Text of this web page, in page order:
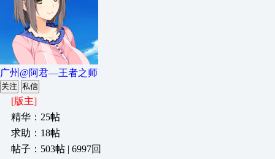
广州@阿君—王者之师
关注 私信
[版主]
精华：25帖
求助：18帖
帖子：503帖 | 6997回